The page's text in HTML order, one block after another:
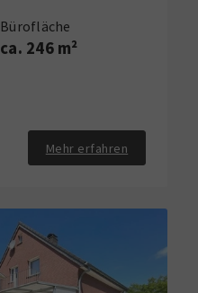
Bürofläche
ca. 246 m²
Mehr erfahren